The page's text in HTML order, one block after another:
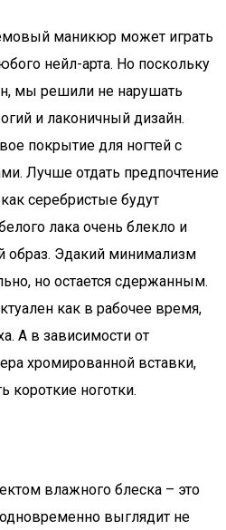
маникюр может играть
нейл-арта. Но поскольку
мы решили не нарушать
и лаконичный дизайн.
покрытие для ногтей с
Лучше отдать предпочтение
серебристые будут
лака очень блекло и
образ. Эдакий минимализм
но остается сдержанным.
как в рабочее время,
А в зависимости от
хромированной вставки,
короткие ноготки.
влажного блеска – это
выглядит не